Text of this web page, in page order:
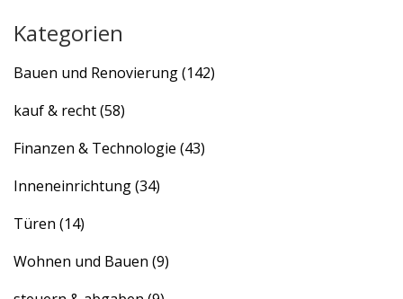
Ästhetik.
Kategorien
Bauen und Renovierung(142)
kauf & recht(58)
Finanzen & Technologie (43)
Inneneinrichtung(34)
Türen (14)
Wohnen und Bauen (9)